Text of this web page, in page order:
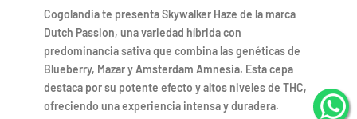
Cogolandia te presenta Skywalker Haze de la marca
Dutch Passion, una variedad híbrida con
predominancia sativa que combina las genéticas de
Blueberry, Mazar y Amsterdam Amnesia. Esta cepa
destaca por su potente efecto y altos niveles de THC,
ofreciendo una experiencia intensa y duradera.